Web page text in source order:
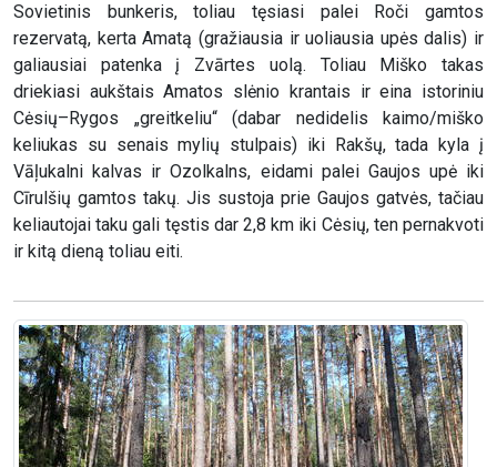
Sovietinis bunkeris, toliau tęsiasi palei Roči gamtos
rezervatą, kerta Amatą (gražiausia ir uoliausia upės dalis) ir
galiausiai patenka į Zvārtes uolą. Toliau Miško takas
driekiasi aukštais Amatos slėnio krantais ir eina istoriniu
Cėsių–Rygos „greitkeliu“ (dabar nedidelis kaimo/miško
keliukas su senais mylių stulpais) iki Rakšų, tada kyla į
Vāļukalni kalvas ir Ozolkalns, eidami palei Gaujos upė iki
Cīrulšių gamtos takų. Jis sustoja prie Gaujos gatvės, tačiau
keliautojai taku gali tęstis dar 2,8 km iki Cėsių, ten pernakvoti
ir kitą dieną toliau eiti.